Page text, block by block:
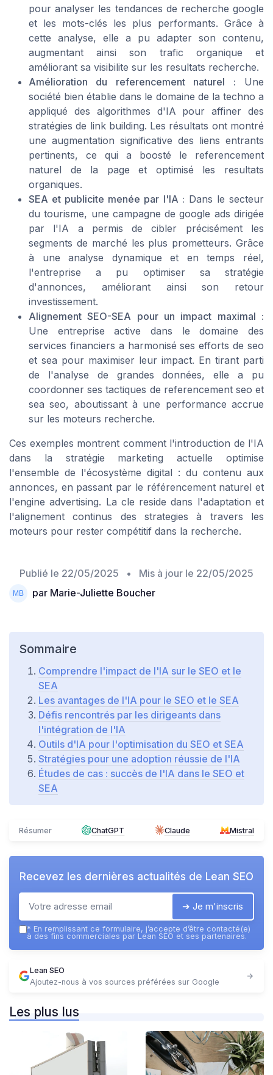
pour analyser les tendances de recherche google
et les mots-clés les plus performants. Grâce à
cette analyse, elle a pu adapter son contenu,
augmentant ainsi son trafic organique et
améliorant sa visibilite sur les resultats recherche.
Amélioration du referencement naturel : Une
société bien établie dans le domaine de la techno a
appliqué des algorithmes d'IA pour affiner des
stratégies de link building. Les résultats ont montré
une augmentation significative des liens entrants
pertinents, ce qui a boosté le referencement
naturel de la page et optimisé les resultats
organiques.
SEA et publicite menée par l'IA : Dans le secteur
du tourisme, une campagne de google ads dirigée
par l'IA a permis de cibler précisément les
segments de marché les plus prometteurs. Grâce
à une analyse dynamique et en temps réel,
l'entreprise a pu optimiser sa stratégie
d'annonces, améliorant ainsi son retour
investissement.
Alignement SEO-SEA pour un impact maximal :
Une entreprise active dans le domaine des
services financiers a harmonisé ses efforts de seo
et sea pour maximiser leur impact. En tirant parti
de l'analyse de grandes données, elle a pu
coordonner ses tactiques de referencement seo et
sea seo, aboutissant à une performance accrue
sur les moteurs recherche.
Ces exemples montrent comment l'introduction de l'IA
dans la stratégie marketing actuelle optimise
l'ensemble de l'écosystème digital : du contenu aux
annonces, en passant par le référencement naturel et
l'engine advertising. La cle reside dans l'adaptation et
l'alignement continus des strategies à travers les
moteurs pour rester compétitif dans la recherche.
Publié le 22/05/2025 • Mis à jour le 22/05/2025
par Marie-Juliette Boucher
Sommaire
Comprendre l'impact de l'IA sur le SEO et le
SEA
Les avantages de l'IA pour le SEO et le SEA
Défis rencontrés par les dirigeants dans
l'intégration de l'IA
Outils d'IA pour l'optimisation du SEO et SEA
Stratégies pour une adoption réussie de l'IA
Études de cas : succès de l'IA dans le SEO et
SEA
Résumer ChatGPT Claude Mistral
Recevez les dernières actualités de Lean SEO
➔ Je m'inscris
* En remplissant ce formulaire, j’accepte d’être contacté(e)
à des fins commerciales par Lean SEO et ses partenaires.
Lean SEO
Ajoutez-nous à vos sources préférées sur Google
Les plus lus